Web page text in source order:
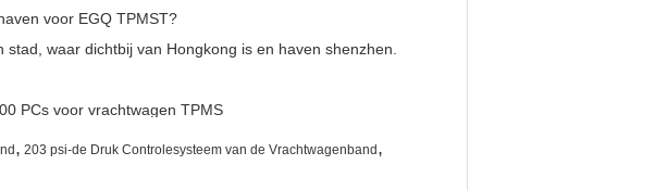
voor EGQ TPMST?
waar dichtbij van Hongkong is en haven shenzhen.
PCs voor vrachtwagen TPMS
, 203 psi-de Druk Controlesysteem van de Vrachtwagenband ,